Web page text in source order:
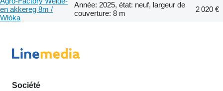
en akkereg 8m /
Włóka
Année: 2025, état: neuf, largeur de
couverture: 8 m
2 020 €
Société